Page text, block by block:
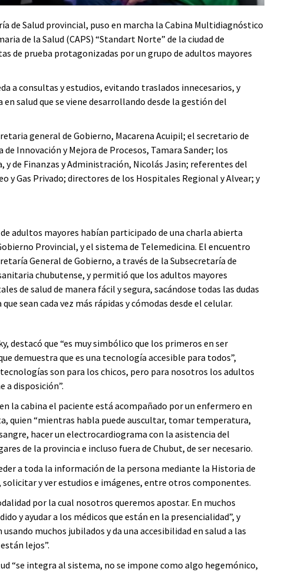
de Salud provincial, puso en marcha la Cabina Multidiagnóstico
de la Salud (CAPS) “Standart Norte” de la ciudad de
de prueba protagonizadas por un grupo de adultos mayores
a consultas y estudios, evitando traslados innecesarios, y
salud que se viene desarrollando desde la gestión del
general de Gobierno, Macarena Acuipil; el secretario de
Innovación y Mejora de Procesos, Tamara Sander; los
de Finanzas y Administración, Nicolás Jasin; referentes del
y Gas Privado; directores de los Hospitales Regional y Alvear; y
adultos mayores habían participado de una charla abierta
Provincial, y el sistema de Telemedicina. El encuentro
General de Gobierno, a través de la Subsecretaría de
chubutense, y permitió que los adultos mayores
de salud de manera fácil y segura, sacándose todas las dudas
sean cada vez más rápidas y cómodas desde el celular.
destacó que “es muy simbólico que los primeros en ser
demuestra que es una tecnología accesible para todos”,
tecnologías son para los chicos, pero para nosotros los adultos
a disposición”.
la cabina el paciente está acompañado por un enfermero en
quien “mientras habla puede auscultar, tomar temperatura,
hacer un electrocardiograma con la asistencia del
de la provincia e incluso fuera de Chubut, de ser necesario.
a toda la información de la persona mediante la Historia de
y ver estudios e imágenes, entre otros componentes.
por la cual nosotros queremos apostar. En muchos
y ayudar a los médicos que están en la presencialidad”, y
muchos jubilados y da una accesibilidad en salud a las
lejos”.
“se integra al sistema, no se impone como algo hegemónico,